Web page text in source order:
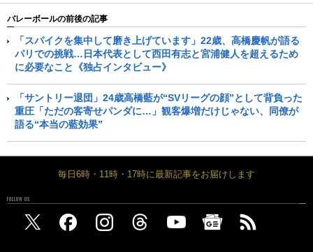
バレーボールの前後の記事
「スパイクを集中して磨き上げています」22歳、高橋慶帆が語る
パリでの挑戦…日本代表として西田有志と宮浦健人を超えるため
に必要なこと《独占インタビュー》
「サントリー退団」24歳高橋藍が“SVリーグの顔”として背負った
重圧「ただの客寄せパンダに…」観客爆増だけじゃない、同僚が
語る“本当の藍効果”
毎日6時・11時・17時に最新記事をお届けします
FOLLOW US